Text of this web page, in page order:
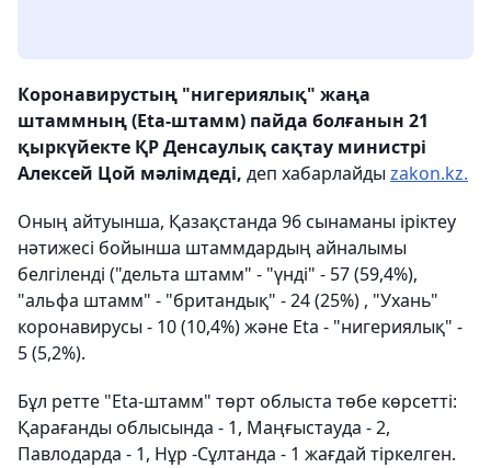
Коронавирустың "нигериялық" жаңа
штаммның (Etа-штамм) пайда болғанын 21
қыркүйекте ҚР Денсаулық сақтау министрі
Алексей Цой мәлімдеді, деп хабарлайды zakon.kz.
Оның айтуынша, Қазақстанда 96 сынаманы іріктеу
нәтижесі бойынша штаммдардың айналымы
белгіленді ("дельта штамм" - "үнді" - 57 (59,4%),
"альфа штамм" - "британдық" - 24 (25%) , "Ухань"
коронавирусы - 10 (10,4%) және Eta - "нигериялық" -
5 (5,2%).
Бұл ретте "Eta-штамм" төрт облыста төбе көрсетті:
Қарағанды облысында - 1, Маңғыстауда - 2,
Павлодарда - 1, Нұр -Сұлтанда - 1 жағдай тіркелген.